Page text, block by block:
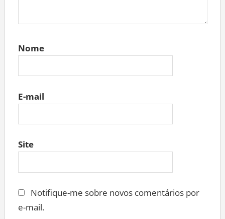
Nome
E-mail
Site
Notifique-me sobre novos comentários por
e-mail.